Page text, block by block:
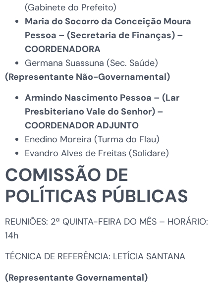
(Gabinete do Prefeito)
Maria do Socorro da Conceição Moura
Pessoa – (Secretaria de Finanças) –
COORDENADORA
Germana Suassuna (Sec. Saúde)
(Representante Não-Governamental)
Armindo Nascimento Pessoa – (Lar
Presbiteriano Vale do Senhor) –
COORDENADOR ADJUNTO
Enedino Moreira (Turma do Flau)
Evandro Alves de Freitas (Solidare)
COMISSÃO DE
POLÍTICAS PÚBLICAS
REUNIÕES: 2ª QUINTA-FEIRA DO MÊS – HORÁRIO:
14h
TÉCNICA DE REFERÊNCIA: LETÍCIA SANTANA
(Representante Governamental)